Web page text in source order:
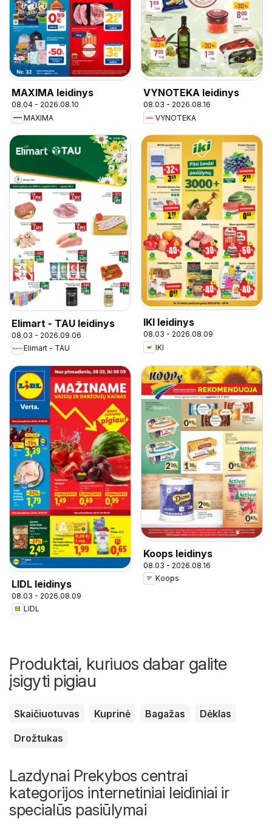
MAXIMA leidinys
08.04 - 2026.08.10
MAXIMA
VYNOTEKA leidinys
08.03 - 2026.08.16
VYNOTEKA
Elimart - TAU leidinys
08.03 - 2026.09.06
Elimart - TAU
IKI leidinys
08.03 - 2026.08.09
IKI
LIDL leidinys
08.03 - 2026.08.09
LIDL
Koops leidinys
08.03 - 2026.08.16
Koops
Produktai, kuriuos dabar galite
įsigyti pigiau
Skaičiuotuvas Kuprinė Bagažas
Dėklas
Drožtukas
Lazdynai Prekybos centrai
kategorijos internetiniai leidiniai ir
specialūs pasiūlymai